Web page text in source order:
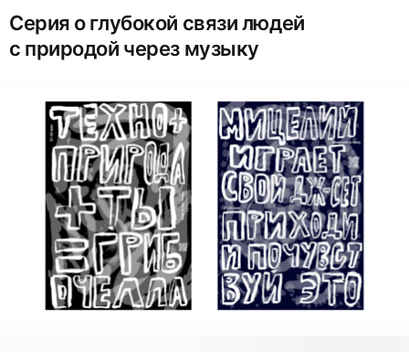
Серия о глубокой связи людей
с природой через музыку